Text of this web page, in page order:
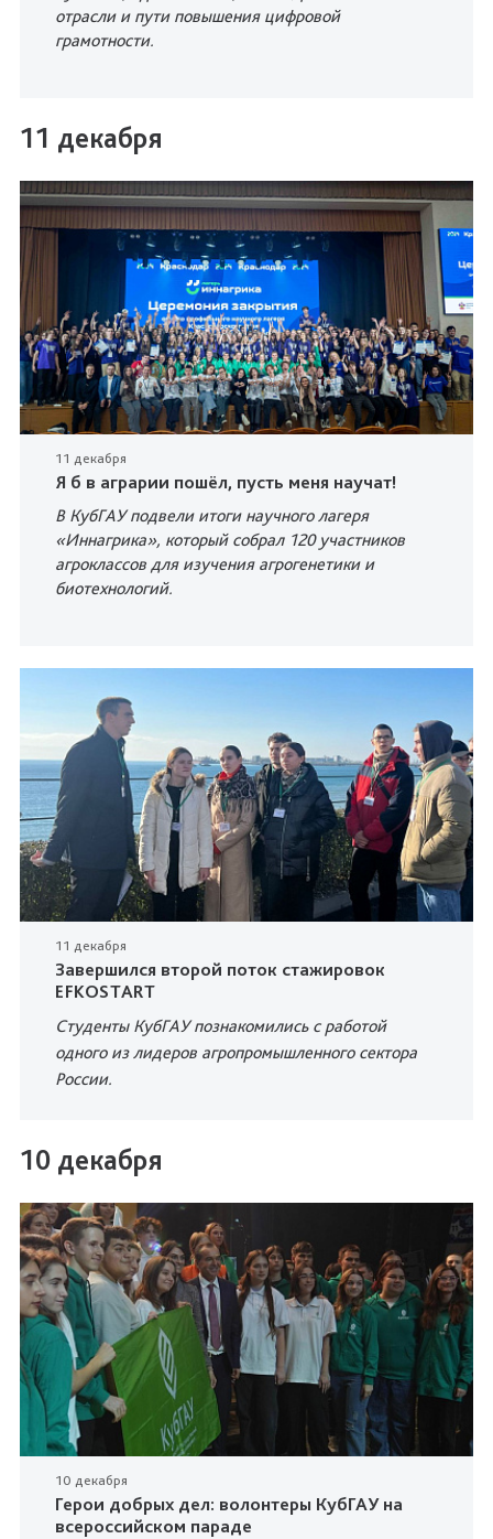
отрасли и пути повышения цифровой
грамотности.
11 декабря
11 декабря
Я б в аграрии пошёл, пусть меня научат!
В КубГАУ подвели итоги научного лагеря
«Иннагрика», который собрал 120 участников
агроклассов для изучения агрогенетики и
биотехнологий.
11 декабря
Завершился второй поток стажировок
EFKOSTART
Студенты КубГАУ познакомились с работой
одного из лидеров агропромышленного сектора
России.
10 декабря
10 декабря
Герои добрых дел: волонтеры КубГАУ на
всероссийском параде